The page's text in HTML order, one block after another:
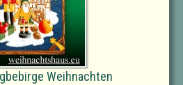
Weihnachten